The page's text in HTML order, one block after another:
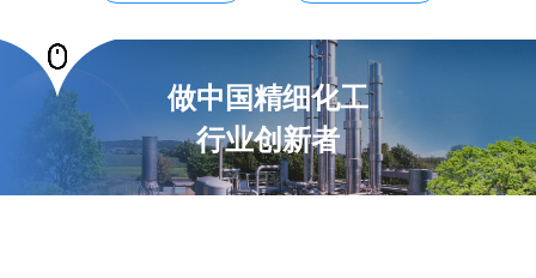
做中国精细化工
行业创新者